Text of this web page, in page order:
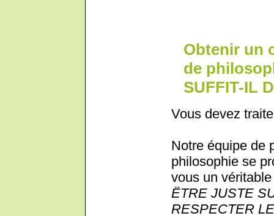
Obtenir un
de
SUFFIT-IL
Vous devez
Notre équipe de
philosophie se
vous un
ËTRE JUSTE
RESPECTER